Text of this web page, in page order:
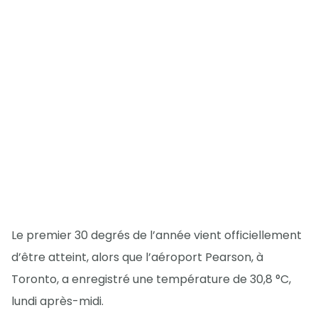
Le premier 30 degrés de l’année vient officiellement
d’être atteint, alors que l’aéroport Pearson, à
Toronto, a enregistré une température de 30,8 °C,
lundi après-midi.